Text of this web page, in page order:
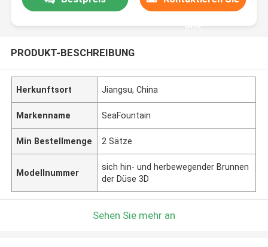
uns
PRODUKT-BESCHREIBUNG
Herkunftsort Jiangsu, China
Markenname SeaFountain
Min Bestellmenge 2 Sätze
Modellnummer
sich hin- und herbewegender Brunnen
der Düse 3D
Sehen Sie mehr an